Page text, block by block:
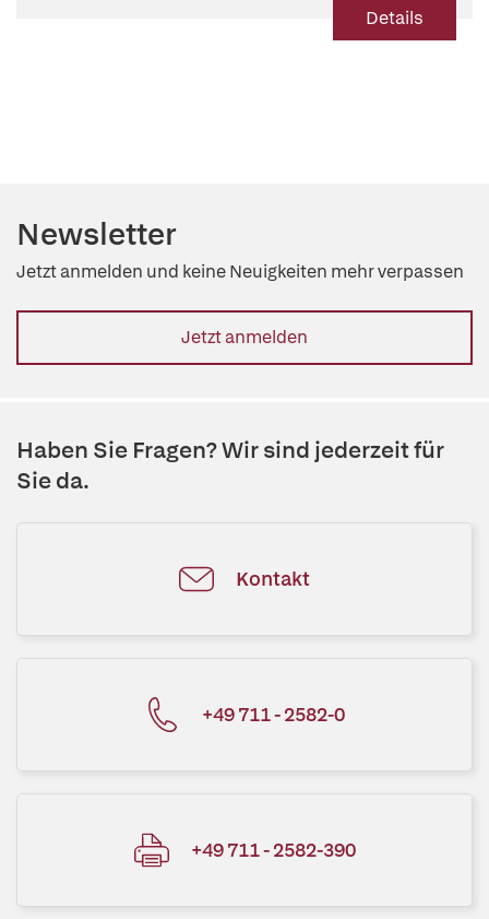
Details
Newsletter
Jetzt anmelden und keine Neuigkeiten mehr verpassen
Jetzt anmelden
Haben Sie Fragen? Wir sind jederzeit für
Sie da.
Kontakt
+49 711 - 2582-0
+49 711 - 2582-390